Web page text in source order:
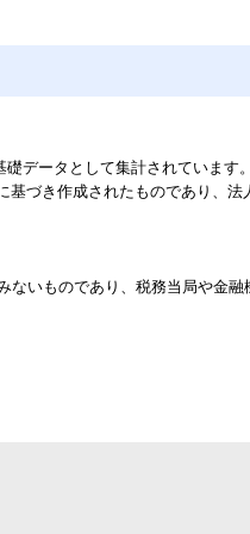
データとして集計されています。
づき作成されたものであり、法
いものであり、税務当局や金